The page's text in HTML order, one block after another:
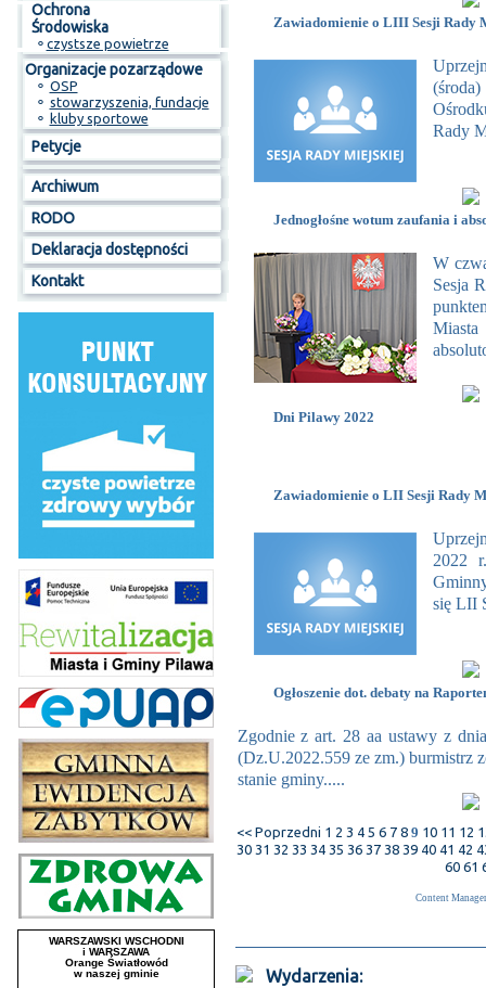
Ochrona
Środowiska
⚬ czystsze powietrze
Organizacje pozarządowe
⚬ OSP
⚬ stowarzyszenia, fundacje
⚬ kluby sportowe
Petycje
Archiwum
RODO
Deklaracja dostępności
Kontakt
Zawiadomienie o LIII Sesji Rady
Rady
Jednogłośne wotum zaufania i
W
Sesja
Dni Pilawy 2022
Zawiadomienie o LII Sesji Rady
2022
się LII
Ogłoszenie dot. debaty na
Zgodnie z art. 28 aa ustawy z
(Dz.U.2022.559 ze zm.) burmistrz
stanie gminy.....
<< Poprzedni 1 2 3 4 5 6 7 8 9 10 11 12
30 31 32 33 34 35 36 37 38 39 40 41 42
60 61
Content
Wydarzenia: